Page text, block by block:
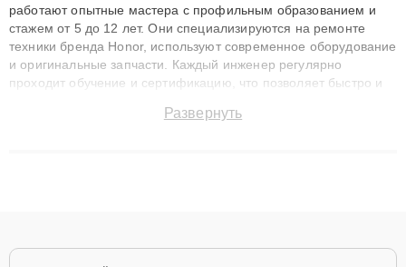
работают опытные мастера с профильным образованием и
стажем от 5 до 12 лет. Они специализируются на ремонте
техники бренда Honor, используют современное оборудование
и оригинальные запчасти. Каждый инженер регулярно
проходит обучение и сертификацию, что позволяет быстро и
сохранением гарантии до 3 лет. Наши мастера решают
Развернуть